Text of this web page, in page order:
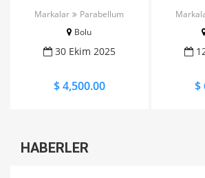
Markalar
Parabellum
Bolu
30 Ekim 2025
$ 4,500.00 $
HABERLER